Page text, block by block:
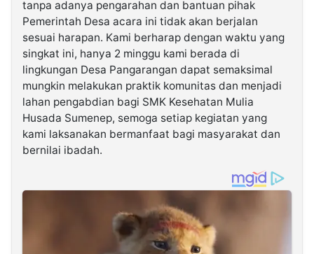
tanpa adanya pengarahan dan bantuan pihak
Pemerintah Desa acara ini tidak akan berjalan
sesuai harapan. Kami berharap dengan waktu yang
singkat ini, hanya 2 minggu kami berada di
lingkungan Desa Pangarangan dapat semaksimal
mungkin melakukan praktik komunitas dan menjadi
lahan pengabdian bagi SMK Kesehatan Mulia
Husada Sumenep, semoga setiap kegiatan yang
kami laksanakan bermanfaat bagi masyarakat dan
bernilai ibadah.